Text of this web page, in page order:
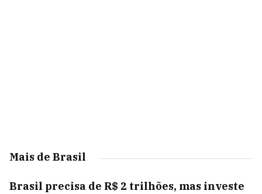
Mais de Brasil
Brasil precisa de R$ 2 trilhões, mas investe